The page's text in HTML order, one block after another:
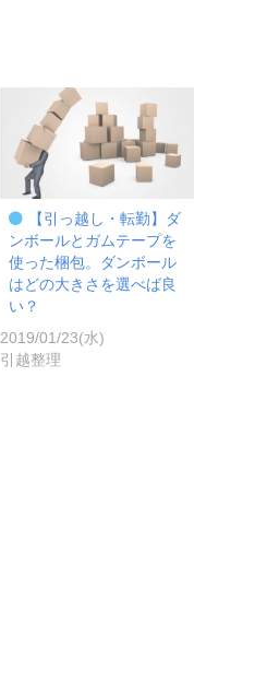
【引っ越し・転勤】ダ
ンボールとガムテープを
使った梱包。ダンボール
はどの大きさを選べば良
い？
2019/01/23(水)
引越整理